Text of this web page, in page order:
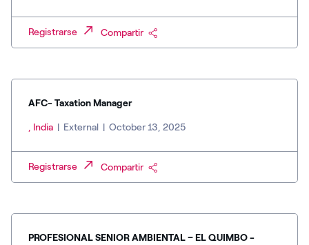
Registrarse Compartir
AFC- Taxation Manager
, India | External | October 13, 2025
Registrarse Compartir
PROFESIONAL SENIOR AMBIENTAL – EL QUIMBO -